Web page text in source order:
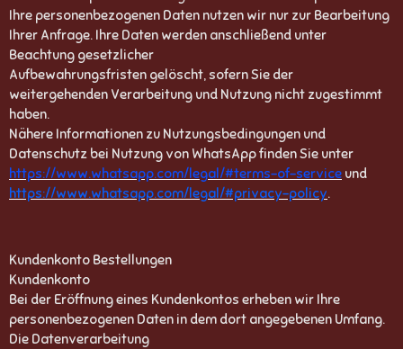
Ihre personenbezogenen Daten nutzen wir nur zur Bearbeitung
Ihrer Anfrage. Ihre Daten werden anschließend unter
Beachtung gesetzlicher
Aufbewahrungsfristen gelöscht, sofern Sie der
weitergehenden Verarbeitung und Nutzung nicht zugestimmt
haben.
Nähere Informationen zu Nutzungsbedingungen und
Datenschutz bei Nutzung von WhatsApp finden Sie unter
https://www.whatsapp.com/legal/#terms-of-service und
https://www.whatsapp.com/legal/#privacy-policy.
Kundenkonto Bestellungen
Kundenkonto
Bei der Eröffnung eines Kundenkontos erheben wir Ihre
personenbezogenen Daten in dem dort angegebenen Umfang.
Die Datenverarbeitung